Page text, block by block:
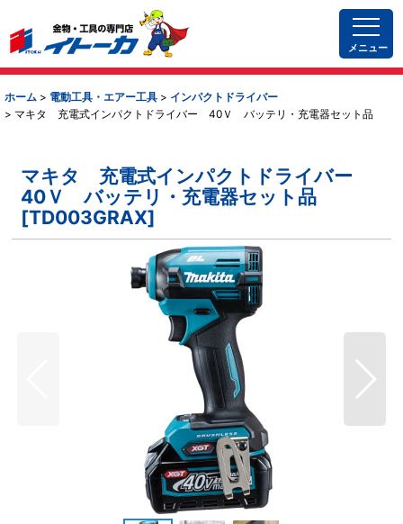
メニュー
ホーム > 電動工具・エアー工具 > インパクトドライバー
> マキタ 充電式インパクトドライバー 40Ｖ バッテリ・充電器セット品
マキタ 充電式インパクトドライバー
40Ｖ バッテリ・充電器セット品
[TD003GRAX]